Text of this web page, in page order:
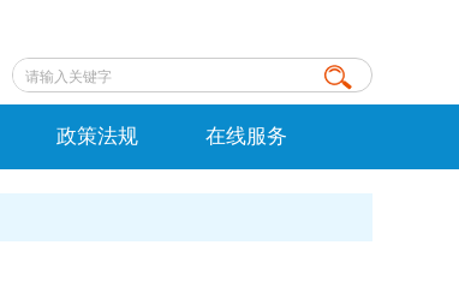
政策法规 在线服务